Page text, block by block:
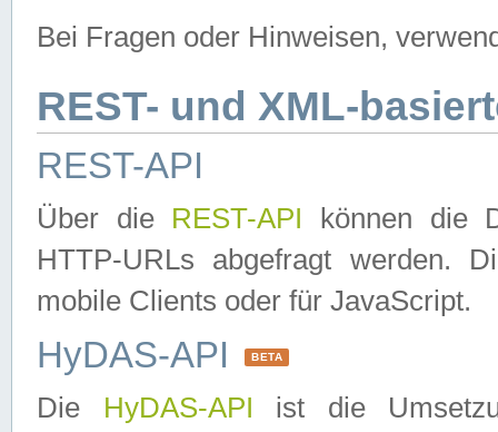
Bei Fragen oder Hinweisen,
REST- und XML-
REST-API
Über die REST-API können die
HTTP-URLs abgefragt werden.
mobile Clients oder für JavaScript.
HyDAS-API BETA
Die HyDAS-API ist die